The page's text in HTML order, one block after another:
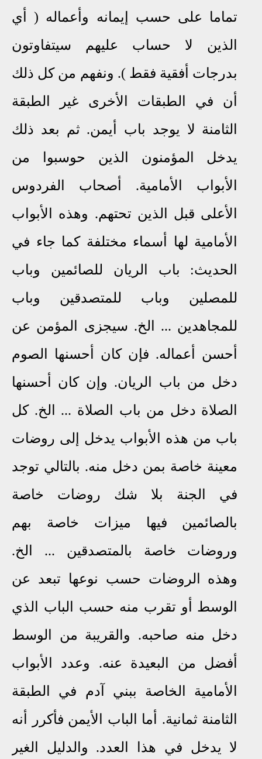
تماما على حسب إيمانه وأعماله ( أي
الذين لا حساب عليهم سيتفاوتون
بدرجات أفقية فقط ). ونفهم من كل ذلك
أن في الطبقات الأخرى غير الطبقة
الثامنة لا يوجد باب أيمن. ثم بعد ذلك
يدخل المؤمنون الذين حوسبوا من
الأبواب الأمامية. أصحاب الفردوس
الأعلى قبل الذين تحتهم. وهذه الأبواب
الأمامية لها أسماء مختلفة كما جاء في
الحديث: باب الريان للصائمين وباب
للمصلين وباب للمتصدقين وباب
للمجاهدين ... الخ. سيجزى المؤمن عن
أحسن أعماله. فإن كان أحسنها الصوم
دخل من باب الريان. وإن كان أحسنها
الصلاة دخل من باب الصلاة ... الخ. كل
باب من هذه الأبواب يدخل إلى روضات
معينة خاصة بمن دخل منه. بالتالي توجد
في الجنة بلا شك روضات خاصة
بالصائمين فيها ميزات خاصة بهم
وروضات خاصة بالمتصدقين ... الخ.
وهذه الروضات حسب نوعها تبعد عن
الوسط أو تقرب منه حسب الباب الذي
دخل منه صاحبه. والقريبة من الوسط
أفضل من البعيدة عنه. وعدد الأبواب
الأمامية الخاصة ببني آدم في الطبقة
الثامنة ثمانية. أما الباب الأيمن فأكرر أنه
لا يدخل في هذا العدد. والدليل الغير